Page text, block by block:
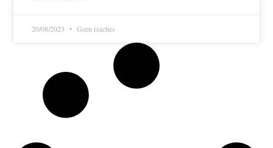
20/08/2023 Geen reacties